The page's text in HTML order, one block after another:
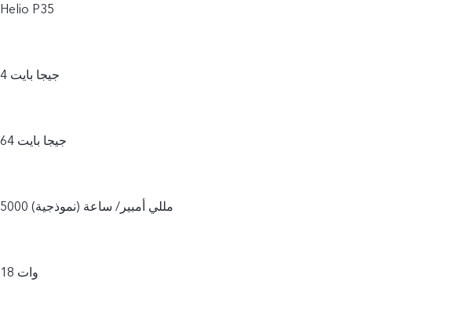
‏Helio P35
4 جيجا بايت
64 جيجا بايت
5000 مللي أمبير/ ساعة (نموذجية)
18 وات